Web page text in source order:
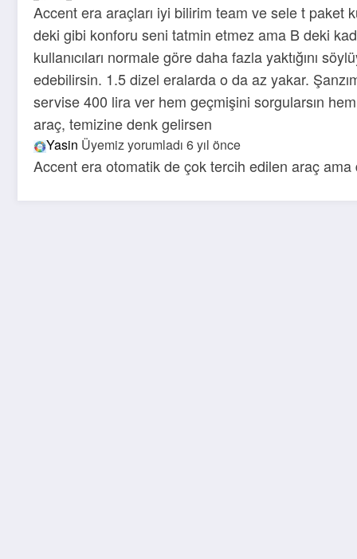
Accent era araçları iyi bilirim team ve sele t paket
deki gibi konforu seni tatmin etmez ama B deki
kullanıcıları normale göre daha fazla yaktığını
edebilirsin. 1.5 dizel eralarda o da az yakar.
servise 400 lira ver hem geçmişini sorgularsın
araç, temizine denk gelirsen
Yasin Üyemizyorumladı 6 yıl önce
Accent era otomatik de çok tercih edilen araç ama